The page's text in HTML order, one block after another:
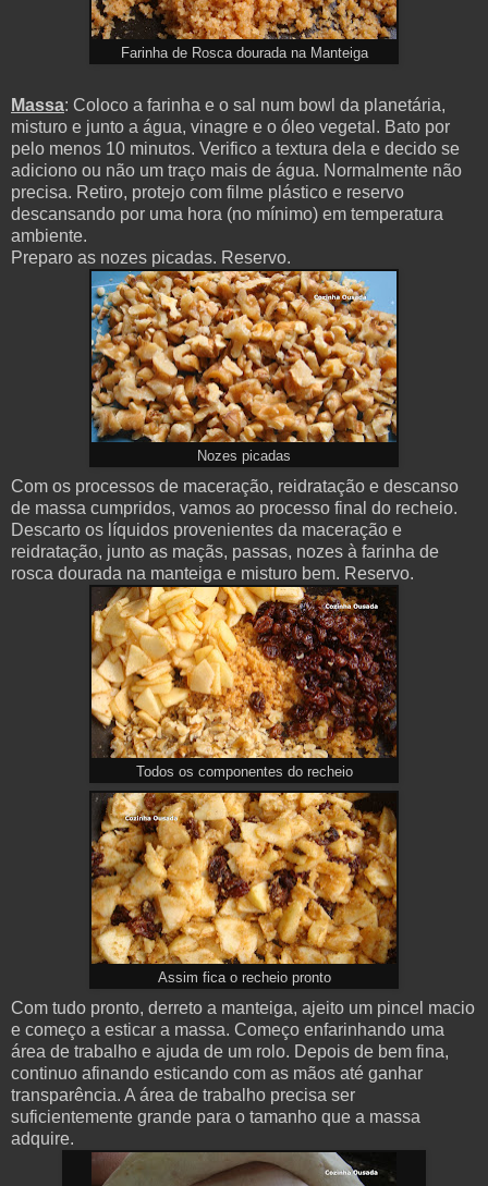
Farinha de Rosca dourada na Manteiga
Massa: Coloco a farinha e o sal num bowl da planetária,
misturo e junto a água, vinagre e o óleo vegetal. Bato por
pelo menos 10 minutos. Verifico a textura dela e decido se
adiciono ou não um traço mais de água. Normalmente não
precisa. Retiro, protejo com filme plástico e reservo
descansando por uma hora (no mínimo) em temperatura
ambiente.
Preparo as nozes picadas. Reservo.
Nozes picadas
Com os processos de maceração, reidratação e descanso
de massa cumpridos, vamos ao processo final do recheio.
Descarto os líquidos provenientes da maceração e
reidratação, junto as maçãs, passas, nozes à farinha de
rosca dourada na manteiga e misturo bem. Reservo.
Todos os componentes do recheio
Assim fica o recheio pronto
Com tudo pronto, derreto a manteiga, ajeito um pincel macio
e começo a esticar a massa. Começo enfarinhando uma
área de trabalho e ajuda de um rolo. Depois de bem fina,
continuo afinando esticando com as mãos até ganhar
transparência. A área de trabalho precisa ser
suficientemente grande para o tamanho que a massa
adquire.